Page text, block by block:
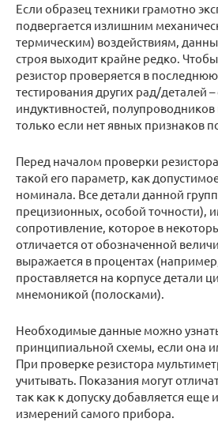
Если образец техники грамотно
подвергается излишним
термическим) воздействиям,
строя выходит крайне редко.
резистор проверяется в
тестирования других рад/деталей
индуктивностей, полупроводников
только если нет явных признаков
Перед началом проверки
такой его параметр, как
номинала. Все детали данной
прецизионных, особой точности),
сопротивление, которое в
отличается от обозначенной
выражается в процентах
проставляется на корпусе детали
мнемоникой (полосками).
Необходимые данные можно
принципиальной схемы, если она
При проверке резистора
учитывать. Показания могут
так как к допуску добавляется еще
измерений самого прибора.